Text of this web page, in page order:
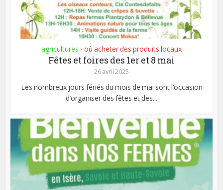
agricultures • où acheter des produits locaux
Fêtes et foires des 1er et 8 mai
26 avril 2025
Les nombreux jours fériés du mois de mai sont l’occasion
d’organiser des fêtes et des...